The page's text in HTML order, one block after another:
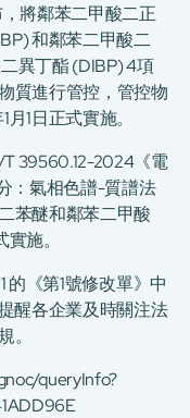
將鄰苯二甲酸二正
和鄰苯二甲酸二
異丁酯 (DIBP) 4項
質進行管控，管控物
1日正式實施。
T 39560.12-2024《電
：氣相色譜-質譜法
苯醚和鄰苯二甲酸
施。
的《第1號修改單》中
醒各企業及時關注法
。
queryInfo?